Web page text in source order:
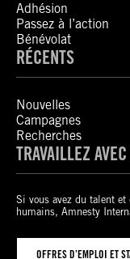
Adhésion
Passez à l’action
Bénévolat
RÉCENTS
Nouvelles
Campagnes
Recherches
TRAVAILLEZ
Si vous avez du talent et
humains, Amnesty
OFFRES D’EMPLOI ET